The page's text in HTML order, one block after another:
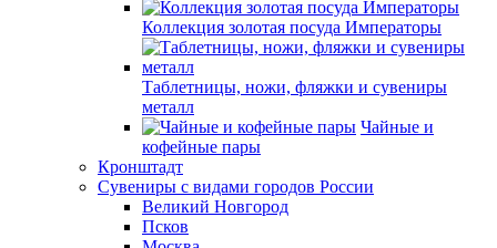
Коллекция золотая посуда Императоры
Таблетницы, ножи, фляжки и сувениры
металл
Чайные и
кофейные пары
Кронштадт
Сувениры с видами городов России
Великий Новгород
Псков